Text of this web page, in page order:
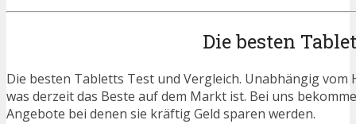
Die besten
Die besten Tabletts Test und Vergleich. Unabhängig
was derzeit das Beste auf dem Markt ist. Bei uns
Angebote bei denen sie kräftig Geld sparen werden.